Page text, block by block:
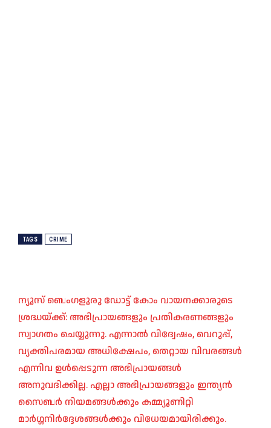
TAGS CRIME
ന്യൂസ് ബെംഗളൂരു ഡോട്ട് കോം വായനക്കാരുടെ
ശ്രദ്ധയ്ക്ക്: അഭിപ്രായങ്ങളും പ്രതികരണങ്ങളും
സ്വാഗതം ചെയ്യുന്നു. എന്നാൽ വിദ്വേഷം, വെറുപ്പ്,
വ്യക്തിപരമായ അധിക്ഷേപം, തെറ്റായ വിവരങ്ങൾ
എന്നിവ ഉൾപ്പെടുന്ന അഭിപ്രായങ്ങൾ
അനുവദിക്കില്ല. എല്ലാ അഭിപ്രായങ്ങളും ഇന്ത്യൻ
സൈബർ നിയമങ്ങൾക്കും കമ്മ്യൂണിറ്റി
മാർഗ്ഗനിർദ്ദേശങ്ങൾക്കും വിധേയമായിരിക്കും.